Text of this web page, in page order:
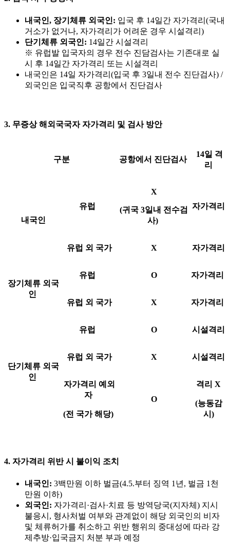
내국인, 장기체류 외국인: 입국 후 14일간 자가격리(국내
거소가 없거나, 자가격리가 어려운 경우 시설격리)
단기체류 외국인: 14일간 시설격리
※ 유럽발 입국자의 경우 전수 진담검사는 기존대로 실
시 후 14일간 자가격리 또는 시설격리
내국인은 14일 자가격리(입국 후 3일내 전수 진단검사) /
외국인은 입국직후 공항에서 진단검사
3. 무증상 해외국국자 자가격리 및 검사 방안
구분 공항에서 진단검사
14일 격
리
내국인
유럽
X
(귀국 3일내 전수검
사)
자가격리
유럽 외 국가 X 자가격리
장기체류 외국
인
유럽 O 자가격리
유럽 외 국가 X 자가격리
단기체류 외국
인
유럽 O 시설격리
유럽 외 국가 X 시설격리
자가격리 예외
자
(전 국가 해당)
O
격리 X
(능동감
시)
4. 자가격리 위반 시 불이익 조치
내국인: 3백만원 이하 벌금(4.5.부터 징역 1년, 벌금 1천
만원 이하)
외국인: 자가격리·검사·치료 등 방역당국(지자체) 지시
불응시, 형사처벌 여부와 관계없이 해당 외국인의 비자
및 체류허가를 취소하고 위반 행위의 중대성에 따라 강
제추방·입국금지 처분 부과 예정